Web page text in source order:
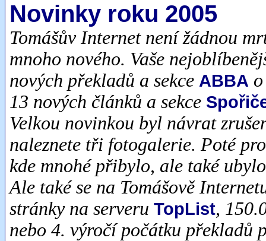
Novinky roku 2005
Tomášův Internet není žádnou
mnoho nového. Vaše
nových překladů a sekce ABBA
13 nových článků a sekce
Velkou novinkou byl návrat
naleznete tři fotogalerie. Poté
kde mnohé přibylo, ale také
Ale také se na Tomášově
stránky na serveru TopList,
nebo 4. výročí počátku překladů